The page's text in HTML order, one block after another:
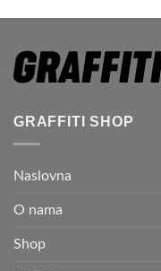
GRAFFITI SHOP
Naslovna
O nama
Shop